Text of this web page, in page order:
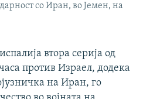
со Иран, во Јемен, на
втора серија од
против Израел, додека
на Иран, го